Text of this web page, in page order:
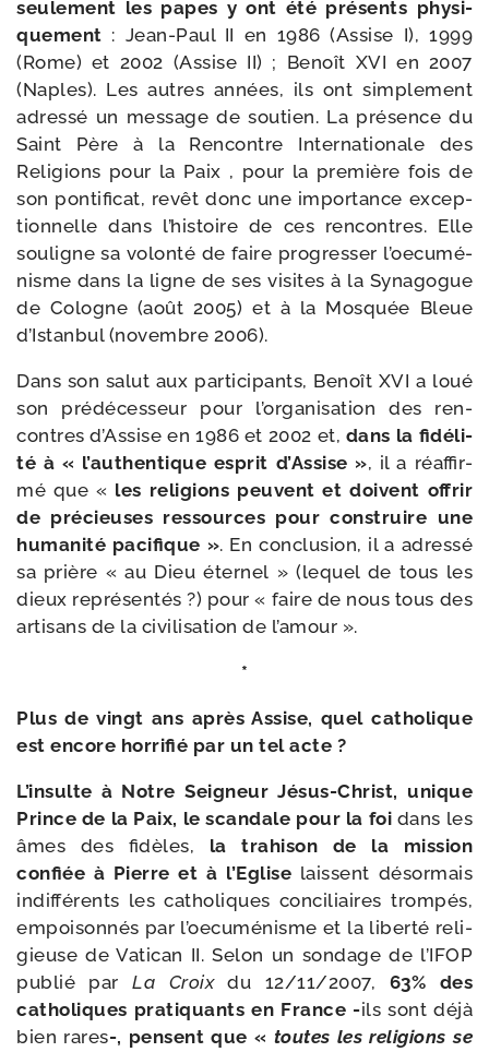
seule­ment les papes y ont été pré­sents phy­si­
que­ment : Jean-​Paul II en 1986 (Assise I), 1999
(Rome) et 2002 (Assise II) ; Benoît XVI en 2007
(Naples). Les autres années, ils ont sim­ple­ment
adres­sé un mes­sage de sou­tien. La pré­sence du
Saint Père à la Rencontre Internationale des
Religions pour la Paix , pour la pre­mière fois de
son pon­ti­fi­cat, revêt donc une impor­tance excep­
tion­nelle dans l’his­toire de ces ren­contres. Elle
sou­ligne sa volon­té de faire pro­gres­ser l’oe­cu­mé­
nisme dans la ligne de ses visites à la Synagogue
de Cologne (août 2005) et à la Mosquée Bleue
d’Istanbul (novembre 2006).
Dans son salut aux par­ti­ci­pants, Benoît XVI a loué
son pré­dé­ces­seur pour l’organisation des ren­
contres d’Assise en 1986 et 2002 et, dans la fidé­li­
té à « l’authentique esprit d’Assise », il a réaf­fir­
mé que « les reli­gions peuvent et doivent offrir
de pré­cieuses res­sources pour construire une
huma­ni­té paci­fique ». En conclu­sion, il a adres­sé
sa prière « au Dieu éter­nel » (lequel de tous les
dieux repré­sen­tés ?) pour « faire de nous tous des
arti­sans de la civi­li­sa­tion de l’amour ».
*
Plus de vingt ans après Assise, quel catho­lique
est encore hor­ri­fié par un tel acte ?
L’insulte à Notre Seigneur Jésus-​Christ, unique
Prince de la Paix, le scan­dale pour la foi dans les
âmes des fidèles, la tra­hi­son de la mis­sion
confiée à Pierre et à l’Eglise laissent désor­mais
indif­fé­rents les catho­liques conci­liaires trom­pés,
empoi­son­nés par l’oecuménisme et la liber­té reli­
gieuse de Vatican II. Selon un son­dage de l’IFOP
publié parLa Croixdu 12/​11/​2007, 63% des
catho­liques pra­ti­quants en France -ils sont déjà
bien rares-, pensent que « toutes les reli­gions se